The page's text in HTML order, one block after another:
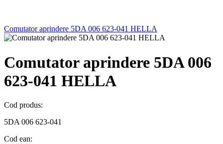
Comutator aprindere 5DA 006 623-041 HELLA
Comutator aprindere 5DA 006
623-041 HELLA
Cod produs:
5DA 006 623-041
Cod ean: